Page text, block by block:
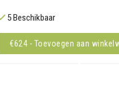
5 Beschikbaar
€624 - Toevoegen aan